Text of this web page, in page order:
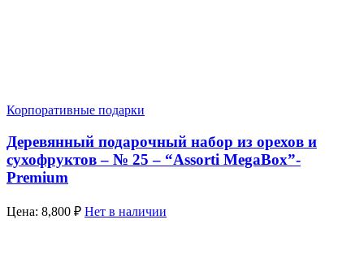
Корпоративные подарки
Деревянный подарочный набор из орехов и
сухофруктов – № 25 – “Assorti MegaBox”-
Premium
Цена: 8,800 ₽ Нет в наличии